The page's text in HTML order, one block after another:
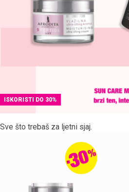
ISKORISTI DO 30%
Sve što trebaš za ljetni sjaj.